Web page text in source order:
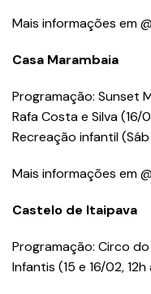
Mais informações em
Casa Marambaia
Programação: Sunset
Rafa Costa e Silva (16/
Recreação infantil (Sáb
Mais informações em
Castelo de Itaipava
Programação: Circo do
Infantis (15 e 16/02, 12h